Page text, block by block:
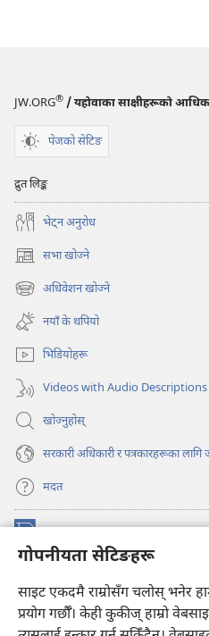
गोपनीयता सेटिङहरू
साइट एकदमै राम्रोसँग चलोस् भनेर
प्रयोग गर्छौँ। केही कुकीज्‌ हाम्रो
JW.ORG® / यहोवाका साक्षीहरूको
पेजको सेटिङ
द्रुत लिङ्क
भेट्‌न अनुरोध
सभा खोज्ने
(ब्राउजरको
अर्को
ट्याबमा
नयाँ
पृष्ठ
खुल्नेछ)
अधिवेशन खोज्ने
(ब्राउजरको
अर्को
ट्याबमा
नयाँ
पृष्ठ
खुल्नेछ)
नयाँ के थपियो
भिडियोहरू
Videos with Audio Descriptions
खोज्नुहोस्‌
सरकारी अधिकारी र पत्रकारहरूका लागि
मदत
अर्को
नयाँ
पृष्ठ
प्रहरीधरहरा अनलाइन लाइब्रेरी
(ब्राउजरको
अर्को
JW Hub ®
(ब्राउजरको